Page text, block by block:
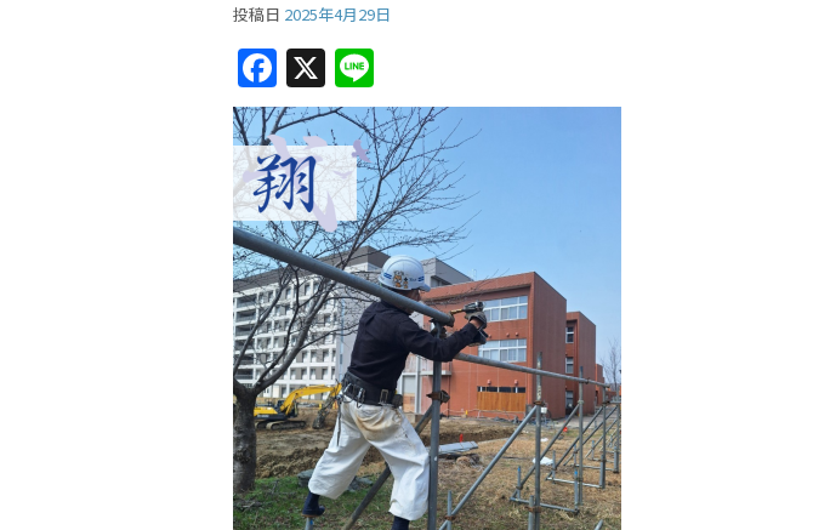
投稿日 2025年4月29日
F
a
c
e
b
o
o
k
X
n
e